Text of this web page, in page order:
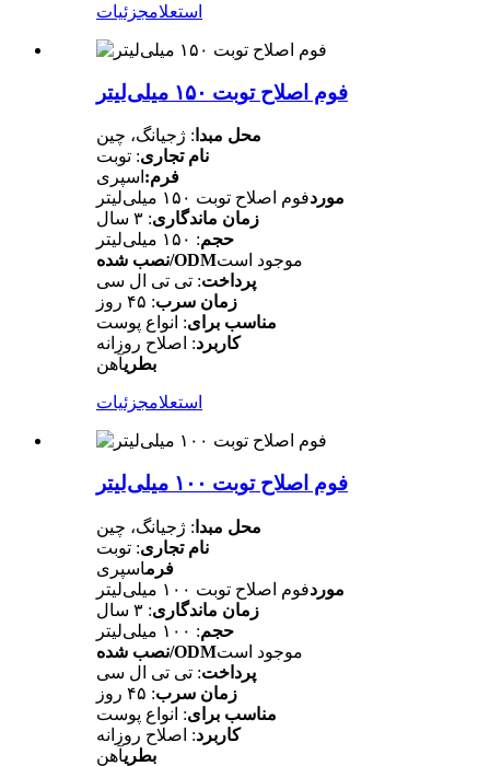
استعلامجزئیات
فوم اصلاح توبت ۱۵۰ میلی‌لیتر
محل مبدا : ژجیانگ، چین
نام تجاری: توبت
فرم: اسپری
موردفوم اصلاح توبت ۱۵۰ میلی‌لیتر
زمان ماندگاری: ۳ سال
حجم: ۱۵۰ میلی‌لیتر
نصب شده/ODMموجود است
پرداخت: تی تی ال سی
زمان سرب: ۴۵ روز
مناسب برای: انواع پوست
کاربرد: اصلاح روزانه
بطریآهن
استعلامجزئیات
فوم اصلاح توبت ۱۰۰ میلی‌لیتر
محل مبدا : ژجیانگ، چین
نام تجاری: توبت
فرماسپری
موردفوم اصلاح توبت ۱۰۰ میلی‌لیتر
زمان ماندگاری: ۳ سال
حجم: ۱۰۰ میلی‌لیتر
نصب شده/ODMموجود است
پرداخت: تی تی ال سی
زمان سرب: ۴۵ روز
مناسب برای: انواع پوست
کاربرد: اصلاح روزانه
بطریآهن